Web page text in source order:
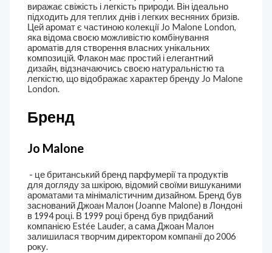
виражає свіжість і легкість природи. Він ідеально
підходить для теплих днів і легких весняних бризів.
Цей аромат є частиною колекції Jo Malone London,
яка відома своєю можливістю комбінування
ароматів для створення власних унікальних
композицій. Флакон має простий і елегантний
дизайн, відзначаючись своєю натуральністю та
легкістю, що відображає характер бренду Jo Malone
London.
Бренд
Jo Malone
- це британський бренд парфумерії та продуктів
для догляду за шкірою, відомий своїми вишуканими
ароматами та мінімалістичним дизайном. Бренд був
заснований Джоан Малон (Joanne Malone) в Лондоні
в 1994 році. В 1999 році бренд був придбаний
компанією Estée Lauder, а сама Джоан Малон
залишилася творчим директором компанії до 2006
року.